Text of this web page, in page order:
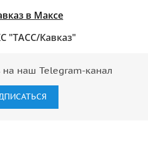
в Максе
"ТАСС/Кавказ"
на наш Telegram-канал